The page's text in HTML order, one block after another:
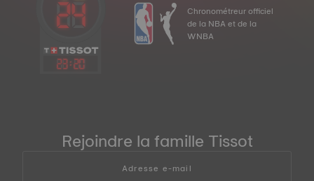
23:20
Chronométreur officiel
de la NBA et de la
WNBA
Rejoindre la famille Tissot
Adresse e-mail